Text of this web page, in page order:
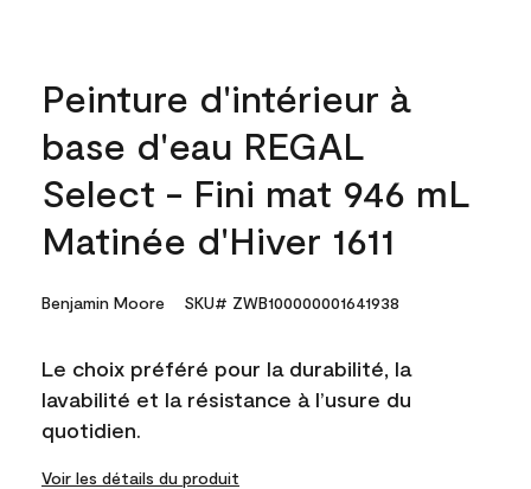
Peinture d'intérieur à
base d'eau REGAL
Select - Fini mat 946 mL
Matinée d'Hiver 1611
Benjamin Moore SKU# ZWB100000001641938
Le choix préféré pour la durabilité, la
lavabilité et la résistance à l’usure du
quotidien.
Voir les détails du produit